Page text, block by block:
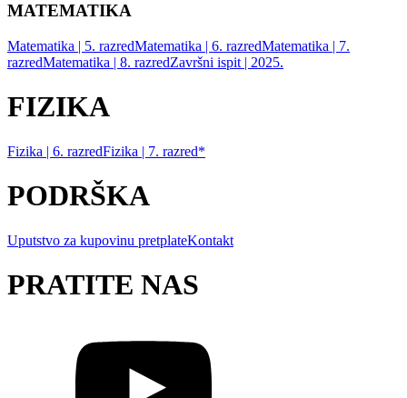
MATEMATIKA
Matematika | 5. razredMatematika | 6. razredMatematika | 7.
razredMatematika | 8. razredZavršni ispit | 2025.
FIZIKA
Fizika | 6. razredFizika | 7. razred*
PODRŠKA
Uputstvo za kupovinu pretplateKontakt
PRATITE NAS